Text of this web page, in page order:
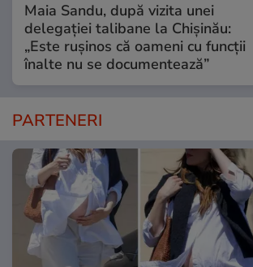
Maia Sandu, după vizita unei
delegației talibane la Chișinău:
„Este rușinos că oameni cu funcții
înalte nu se documentează”
PARTENERI